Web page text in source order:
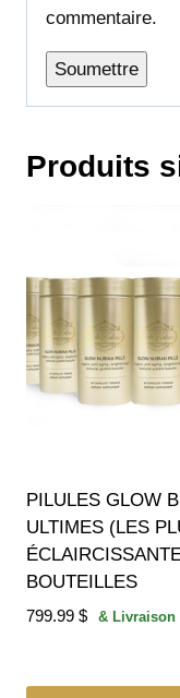
commentaire.
Produits
PILULES GLOW
ULTIMES (LES
BOUTEILLES
799.99 $ & Livraison